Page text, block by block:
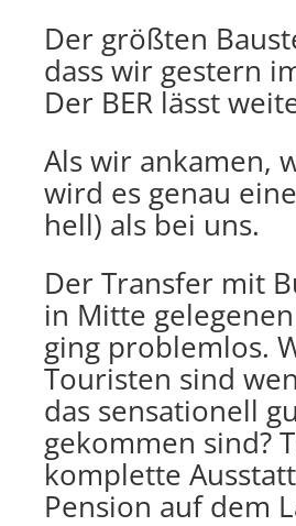
Der größten
dass wir gestern
Der BER lässt
Als wir ankamen,
wird es genau
hell) als bei uns.
Der Transfer mit
in Mitte
ging problemlos.
Touristen sind
das sensationell
gekommen sind?
komplette
Pension auf dem